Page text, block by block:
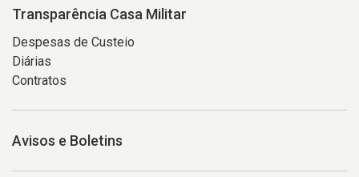
Transparência Casa Militar
Despesas de Custeio
Diárias
Contratos
Avisos e Boletins